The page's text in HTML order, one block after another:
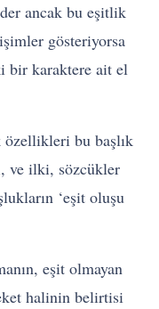
ancak bu eşitlik
gösteriyorsa
bir karaktere ait el
özellikleri bu başlık
ve ilki, sözcükler
‘eşit oluşu
eşit olmayan
halinin belirtisi